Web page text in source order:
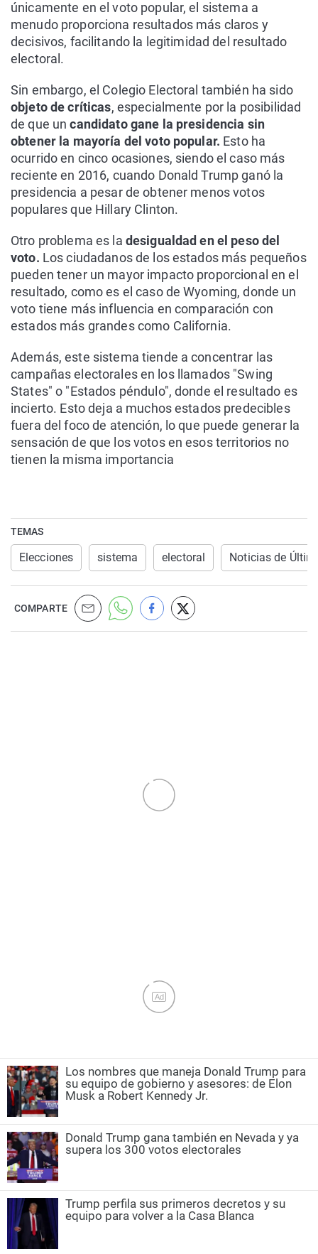
únicamente en el voto popular, el sistema a
menudo proporciona resultados más claros y
decisivos, facilitando la legitimidad del resultado
electoral.
Sin embargo, el Colegio Electoral también ha sido
objeto de críticas, especialmente por la posibilidad
de que uncandidato gane la presidencia sin
obtener la mayoría del voto popular. Esto ha
ocurrido en cinco ocasiones, siendo el caso más
reciente en 2016, cuando Donald Trump ganó la
presidencia a pesar de obtener menos votos
populares que Hillary Clinton.
Otro problema es la desigualdad en el peso del
voto. Los ciudadanos de los estados más pequeños
pueden tener un mayor impacto proporcional en el
resultado, como es el caso de Wyoming, donde un
voto tiene más influencia en comparación con
estados más grandes como California.
Además, este sistema tiende a concentrar las
campañas electorales en los llamados "Swing
States" o "Estados péndulo", donde el resultado es
incierto. Esto deja a muchos estados predecibles
fuera del foco de atención, lo que puede generar la
sensación de que los votos en esos territorios no
tienen la misma importancia
TEMAS
Elecciones sistema electoral Noticias de
COMPARTE
Ad
Los nombres que maneja Donald Trump para
su equipo de gobierno y asesores: de Elon
Musk a Robert Kennedy Jr.
Donald Trump gana también en Nevada y ya
supera los 300 votos electorales
Trump perfila sus primeros decretos y su
equipo para volver a la Casa Blanca